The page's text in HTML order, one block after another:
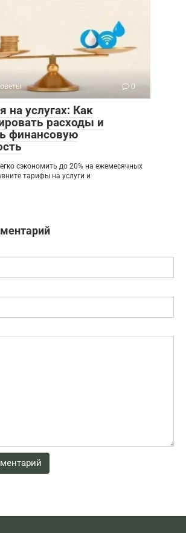
0
на услугах: Как
расходы и
финансовую
сэкономить до 20% на ежемесячных
тарифы на услуги и